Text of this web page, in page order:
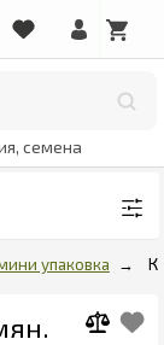
семена
упаковка